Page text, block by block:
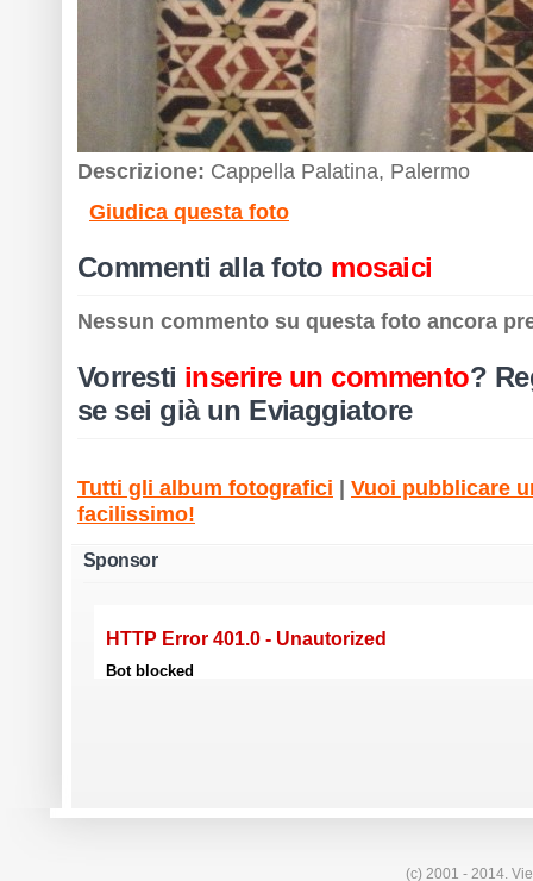
Descrizione: Cappella Palatina, Palermo
Giudica questa foto
Commenti alla foto mosaici
Nessun commento su questa foto ancora
Vorresti inserire un commento?
se sei già un Eviaggiatore
Tutti gli album fotografici | Vuoi pubblicare
facilissimo!
Sponsor
(c) 2001 - 2014.